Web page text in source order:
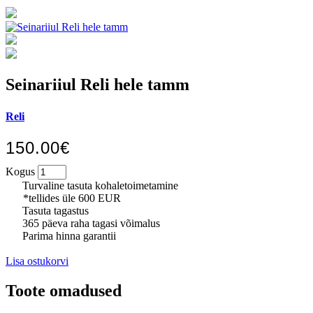
Seinariiul Reli hele tamm
Reli
150.00€
Kogus
Turvaline tasuta kohaletoimetamine
*tellides üle 600 EUR
Tasuta tagastus
365 päeva raha tagasi võimalus
Parima hinna garantii
Lisa ostukorvi
Toote omadused